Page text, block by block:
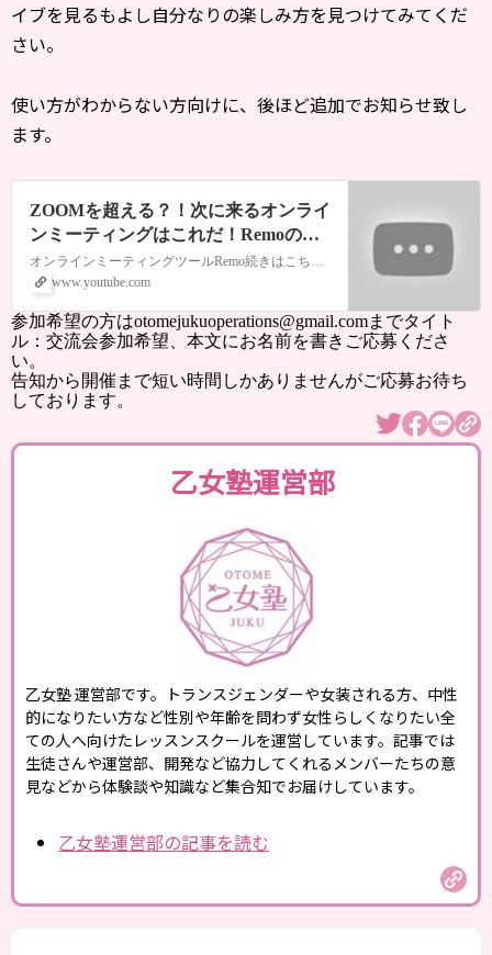
イブを見るもよし自分なりの楽しみ方を見つけてみてくだ
さい。
使い方がわからない方向けに、後ほど追加でお知らせ致し
ます。
ZOOMを超える？！次に来るオンライ
ンミーティングはこれだ！Remoの使
い方〜設定編〜
www.youtube.com
参加希望の方はotomejukuoperations@gmail.comまでタイト
ル：交流会参加希望、本文にお名前を書きご応募くださ
い。
告知から開催まで短い時間しかありませんがご応募お待ち
しております。
乙女塾運営部
乙女塾 運営部です。トランスジェンダーや女装される方、中性
的になりたい方など性別や年齢を問わず女性らしくなりたい全
ての人へ向けたレッスンスクールを運営しています。記事では
生徒さんや運営部、開発など協力してくれるメンバーたちの意
見などから体験談や知識など集合知でお届けしています。
乙女塾運営部の記事を読む